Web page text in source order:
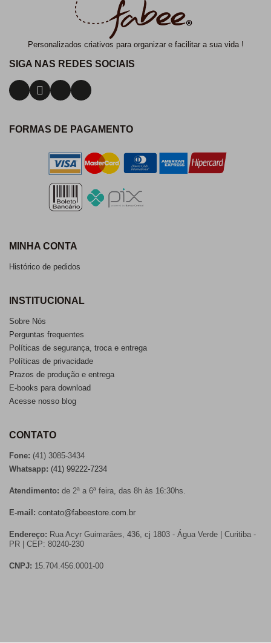
Personalizados criativos para organizar e facilitar a sua vida !
SIGA NAS REDES SOCIAIS
FORMAS DE PAGAMENTO
MINHA CONTA
Histórico de pedidos
INSTITUCIONAL
Sobre Nós
Perguntas frequentes
Políticas de segurança, troca e entrega
Políticas de privacidade
Prazos de produção e entrega
E-books para download
Acesse nosso blog
CONTATO
Fone: (41) 3085-3434
Whatsapp: (41) 99222-7234
Atendimento: de 2ª a 6ª feira, das 8h às 16:30hs.
E-mail: contato@fabeestore.com.br
Endereço: Rua Acyr Guimarães, 436, cj 1803 - Água Verde | Curitiba -
PR | CEP: 80240-230
CNPJ: 15.704.456.0001-00